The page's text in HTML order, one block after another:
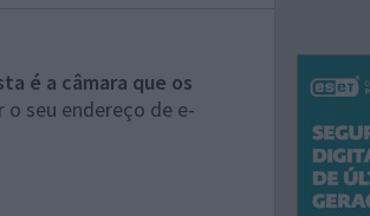
é a câmara que os
seu endereço de e-